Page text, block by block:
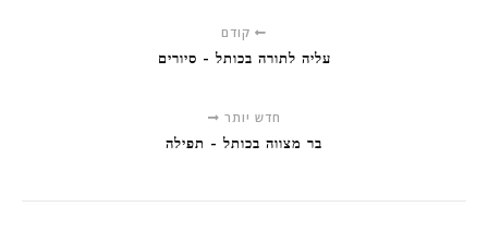
קודם
עליה לתורה בכותל - סיורים
חדש יותר
בר מצווה בכותל - תפילה